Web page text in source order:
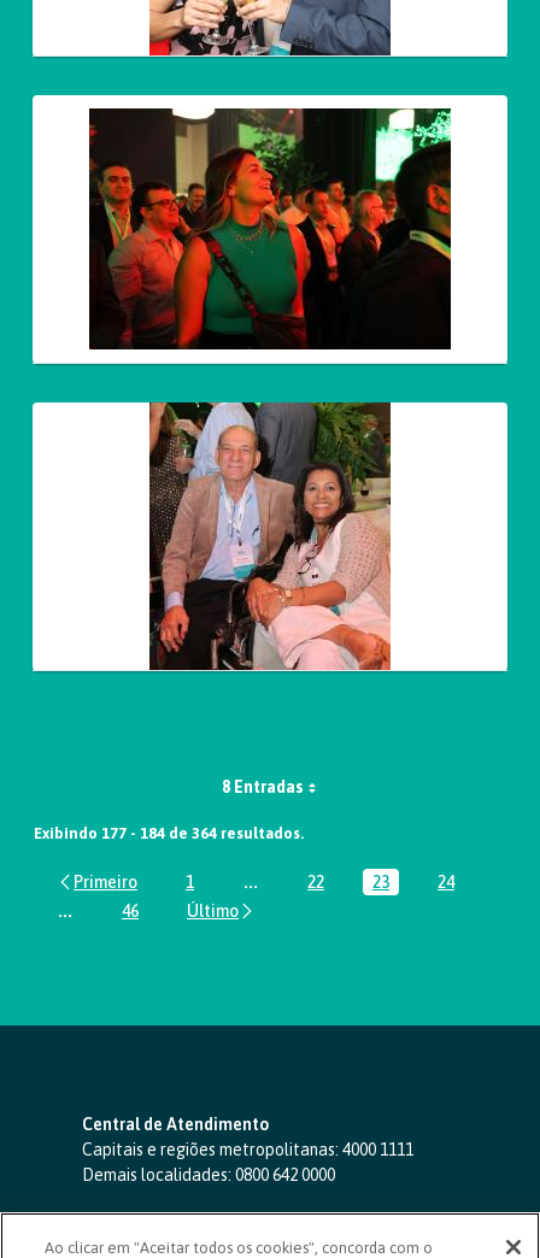
8 Entradas
Exibindo 177 - 184 de 364 resultados.
Página
1 ...Páginas intermediárias Usar ABA
Página
22 Página
23 Página
24
...Páginas intermediárias Usar ABA para navegar.
Página
46
Central de Atendimento
Capitais e regiões metropolitanas: 4000 1111
Demais localidades: 0800 642 0000
SAC 24 horas-0800 724 4420
Ao clicar em "Aceitar todos os cookies", concorda com o